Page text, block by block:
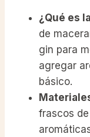
¿Qué es
de
gin para
agregar
básico.
frascos